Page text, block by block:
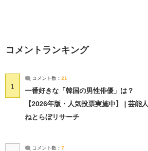
コメントランキング
1
コメント数： 21
一番好きな「韓国の男性俳優」は？
【2026年版・人気投票実施中】 | 芸能人
ねとらぼリサーチ
コメント数： 7